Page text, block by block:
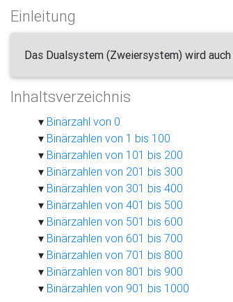
Einleitung
Das Dualsystem (Zweiersystem) wird
Inhaltsverzeichnis
Binärzahl von 0
Binärzahlen von 1 bis 100
Binärzahlen von 101 bis 200
Binärzahlen von 201 bis 300
Binärzahlen von 301 bis 400
Binärzahlen von 401 bis 500
Binärzahlen von 501 bis 600
Binärzahlen von 601 bis 700
Binärzahlen von 701 bis 800
Binärzahlen von 801 bis 900
Binärzahlen von 901 bis 1000